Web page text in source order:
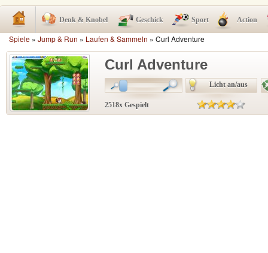
Denk & Knobel Geschick Sport Action
Spiele » Jump & Run » Laufen & Sammeln » Curl Adventure
Curl Adventure
Licht an/aus
2518x Gespielt